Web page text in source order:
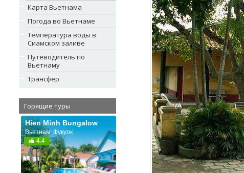
Карта Вьетнама
Погода во Вьетнаме
Температура воды в
Сиамском заливе
Путеводитель по
Вьетнаму
Трансфер
Горящие туры
Hien Minh Bungalow
Вьетнам, Фукуок
4.4